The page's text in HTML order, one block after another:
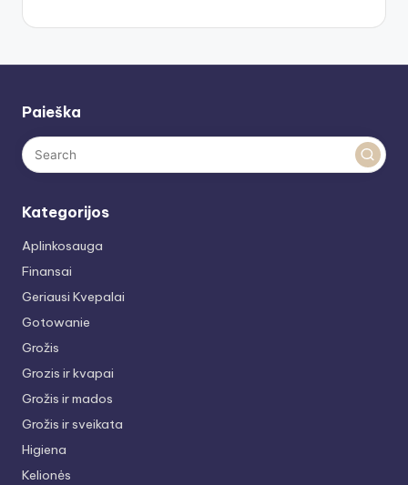
Paieška
Kategorijos
Aplinkosauga
Finansai
Geriausi Kvepalai
Gotowanie
Grožis
Grozis ir kvapai
Grožis ir mados
Grožis ir sveikata
Higiena
Kelionės